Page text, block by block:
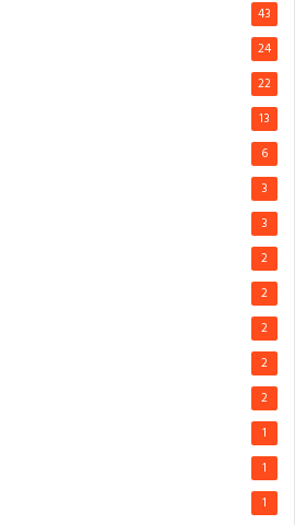
43
24
22
13
6
3
3
2
2
2
2
2
1
1
1